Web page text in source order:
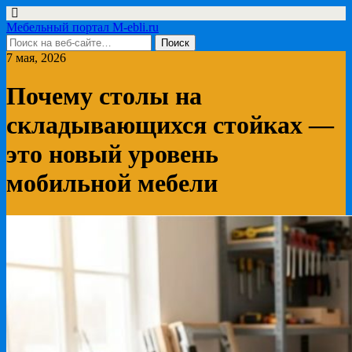
Мебельный портал M-ebli.ru
7 мая, 2026
Почему столы на
складывающихся стойках —
это новый уровень
мобильной мебели